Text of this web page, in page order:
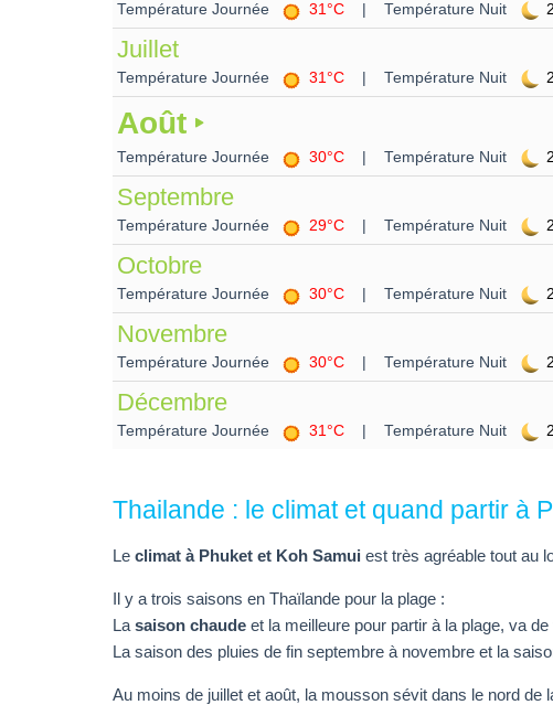
Température Journée 31°C | Température Nuit
Juillet
Température Journée 31°C | Température Nuit
Août
Température Journée 30°C | Température Nuit
Septembre
Température Journée 29°C | Température Nuit
Octobre
Température Journée 30°C | Température Nuit
Novembre
Température Journée 30°C | Température Nuit
Décembre
Température Journée 31°C | Température Nuit
Thailande : le climat et quand partir à
Le climat à Phuket et Koh Samui est très agréable tout au
Il y a trois saisons en Thaïlande pour la plage :
La saison chaude et la meilleure pour partir à la plage, va de
La saison des pluies de fin septembre à novembre et la
Au moins de juillet et août, la mousson sévit dans le nord